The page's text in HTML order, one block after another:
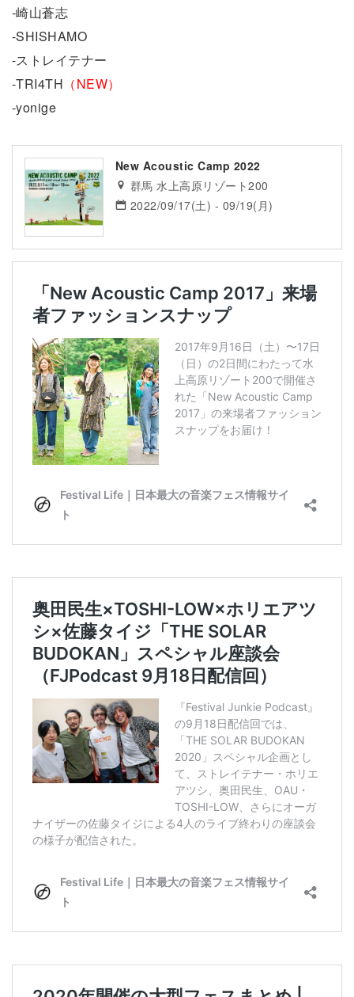
-崎山蒼志
-SHISHAMO
-ストレイテナー
-TRI4TH （NEW）
-yonige
New Acoustic Camp 2022
群馬 水上高原リゾート200
2022/09/17(土) - 09/19(月)